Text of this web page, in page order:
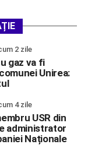
2 zile
gaz va fi
Unirea:
4 zile
USR din
administrator
Naționale